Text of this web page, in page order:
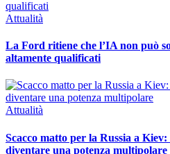
Attualità
La Ford ritiene che l’IA non può
altamente qualificati
Attualità
Scacco matto per la Russia a
diventare una potenza multipolare